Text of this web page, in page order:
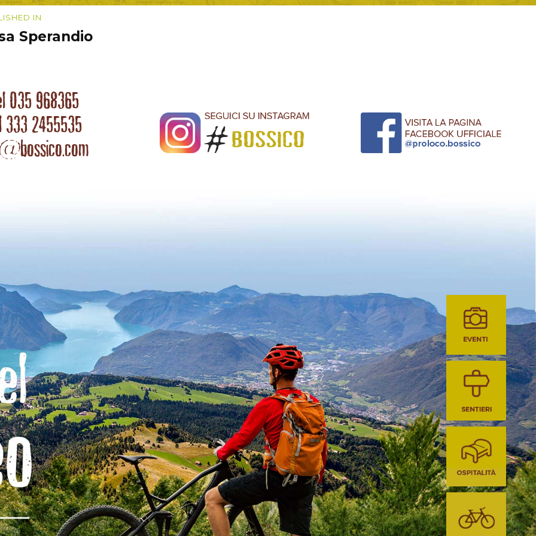
IN
Sperandio
035 968365
333 2455535